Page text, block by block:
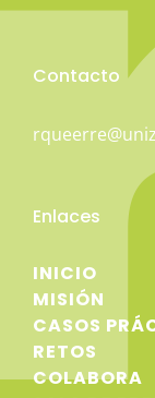
Contacto
Enlaces
INICIO
MISIÓN
CASOS
RETOS
COLABORA